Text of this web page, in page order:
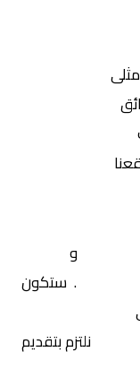
و
. ستكون
نلتزم بتقديم